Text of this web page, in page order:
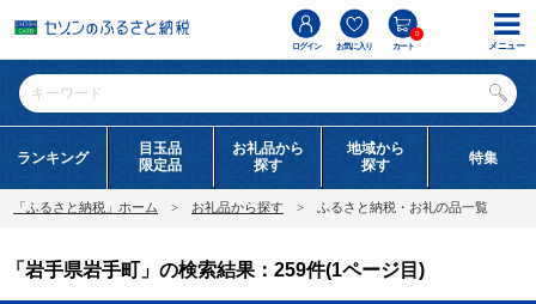
ログイン お気に入り カート
0
ランキング
目玉品
限定品
お礼品から
探す
地域から
探す
特集
「ふるさと納税」ホーム お礼品から探す ふるさと納税・お礼の品一覧
「岩手県岩手町」の検索結果：259件(1ページ目)
メニュー